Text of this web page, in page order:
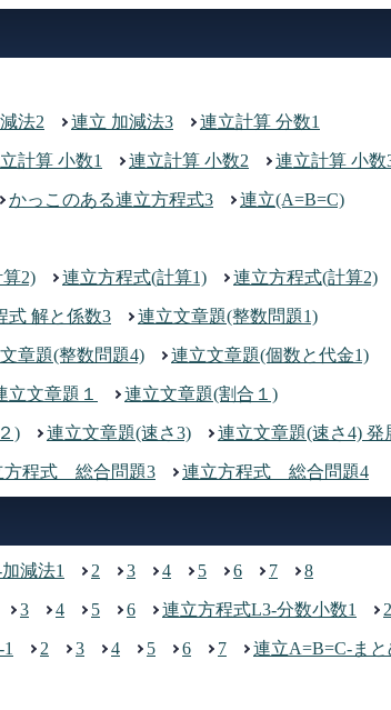
法2 連立 加減法3 連立計算 分数1
計算 小数1 連立計算 小数2 連立計算 小数
かっこのある連立方程式3 連立(A=B=C)
2) 連立方程式(計算1) 連立方程式(計算2)
式 解と係数3 連立文章題(整数問題1)
章題(整数問題4) 連立文章題(個数と代金1)
立文章題１ 連立文章題(割合１)
) 連立文章題(速さ3) 連立文章題(速さ4) 発
方程式 総合問題3 連立方程式 総合問題4
減法1 2 3 4 5 6 7 8
3 4 5 6 連立方程式L3-分数小数1 2
2 3 4 5 6 7 連立A=B=C-まと